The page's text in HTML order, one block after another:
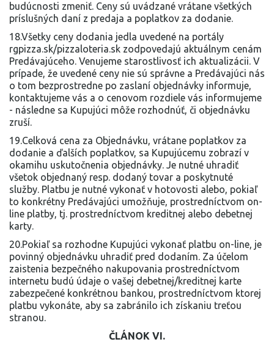
budúcnosti zmeniť. Ceny sú uvádzané vrátane všetkých
príslušných daní z predaja a poplatkov za dodanie.
18.Všetky ceny dodania jedla uvedené na portály
rgpizza.sk/pizzaloteria.sk zodpovedajú aktuálnym cenám
Predávajúceho. Venujeme starostlivosť ich aktualizácii. V
prípade, že uvedené ceny nie sú správne a Predávajúci nás
o tom bezprostredne po zaslaní objednávky informuje,
kontaktujeme vás a o cenovom rozdiele vás informujeme
- následne sa Kupujúci môže rozhodnúť, či objednávku
zruší.
19.Celková cena za Objednávku, vrátane poplatkov za
dodanie a ďalších poplatkov, sa Kupujúcemu zobrazí v
okamihu uskutočnenia objednávky. Je nutné uhradiť
všetok objednaný resp. dodaný tovar a poskytnuté
služby. Platbu je nutné vykonať v hotovosti alebo, pokiaľ
to konkrétny Predávajúci umožňuje, prostredníctvom on-
line platby, tj. prostredníctvom kreditnej alebo debetnej
karty.
20.Pokiaľ sa rozhodne Kupujúci vykonať platbu on-line, je
povinný objednávku uhradiť pred dodaním. Za účelom
zaistenia bezpečného nakupovania prostredníctvom
internetu budú údaje o vašej debetnej/kreditnej karte
zabezpečené konkrétnou bankou, prostredníctvom ktorej
platbu vykonáte, aby sa zabránilo ich získaniu treťou
stranou.
ČLÁNOK VI.